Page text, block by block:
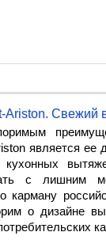
Ariston. Свежий
является ее
с лишним
карману
о дизайне